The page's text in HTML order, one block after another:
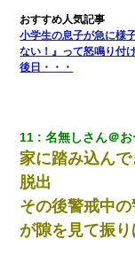
小学生の息子が急に
『わかんない！』っ
「話してみるよ」→
り込んできたみたい
さかった。
200万を貸したコウ
義弟より娘たちが大
（は？）
小学生の息子が急に様
ない！』って怒鳴り付
後日・・・
11 名無しさん＠
家に踏み込ん
脱出
その後警戒中
が隙を見て振